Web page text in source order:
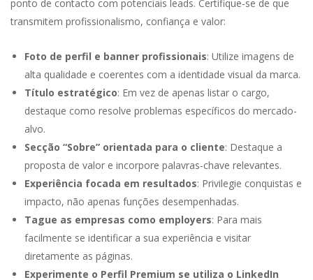
ponto de contacto com potenciais leads. Certifique-se de que
transmitem profissionalismo, confiança e valor:
Foto de perfil e banner profissionais: Utilize imagens de
alta qualidade e coerentes com a identidade visual da marca.
Título estratégico: Em vez de apenas listar o cargo,
destaque como resolve problemas específicos do mercado-
alvo.
Secção “Sobre” orientada para o cliente: Destaque a
proposta de valor e incorpore palavras-chave relevantes.
Experiência focada em resultados: Privilegie conquistas e
impacto, não apenas funções desempenhadas.
Tague as empresas como employers: Para mais
facilmente se identificar a sua experiência e visitar
diretamente as páginas.
Experimente o Perfil Premium se utiliza o LinkedIn